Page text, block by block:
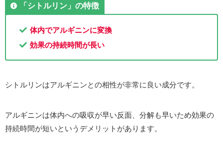
「シトルリン」の特徴
体内でアルギニンに変換
効果の持続時間が長い
シトルリンはアルギニンとの相性が非常に良い成分です。
アルギニンは体内への吸収が早い反面、分解も早いため効果の
持続時間が短いというデメリットがあります。